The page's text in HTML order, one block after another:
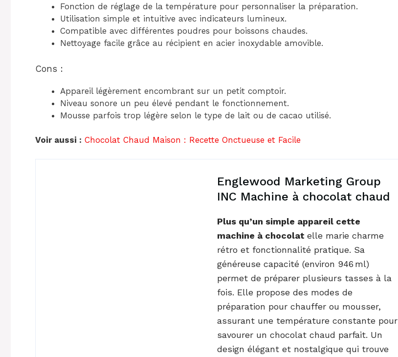
Fonction de réglage de la température pour personnaliser la préparation.
Utilisation simple et intuitive avec indicateurs lumineux.
Compatible avec différentes poudres pour boissons chaudes.
Nettoyage facile grâce au récipient en acier inoxydable amovible.
Cons :
Appareil légèrement encombrant sur un petit comptoir.
Niveau sonore un peu élevé pendant le fonctionnement.
Mousse parfois trop légère selon le type de lait ou de cacao utilisé.
Voir aussi : Chocolat Chaud Maison : Recette Onctueuse et Facile
Englewood Marketing Group
INC Machine à chocolat chaud
Plus qu’un simple appareil cette
machine à chocolat elle marie charme
rétro et fonctionnalité pratique. Sa
généreuse capacité (environ 946 ml)
permet de préparer plusieurs tasses à la
fois. Elle propose des modes de
préparation pour chauffer ou mousser,
assurant une température constante pour
savourer un chocolat chaud parfait. Un
design élégant et nostalgique qui trouve